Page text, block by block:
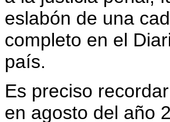
eslabón de una
completo en el
país.
Es preciso
en agosto del año